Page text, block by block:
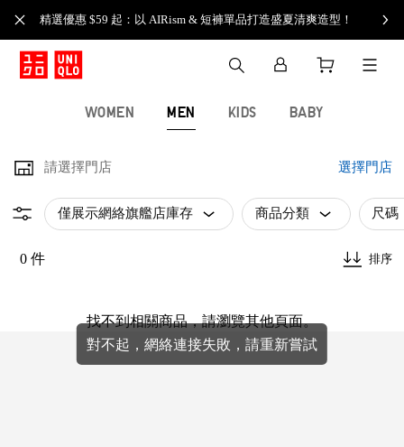
精選優惠 $59 起：以 AIRism & 短褲單品打造盛夏清爽造型！
WOMEN MEN KIDS BABY
請選擇門店 選擇門店
僅展示網絡旗艦店庫存 商品分類 尺碼
0 件 排序
找不到相關商品，請瀏覽其他頁面。
對不起，網絡連接失敗，請重新嘗試